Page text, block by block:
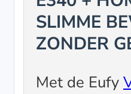
SLIMME
ZONDER
Met de Eufy